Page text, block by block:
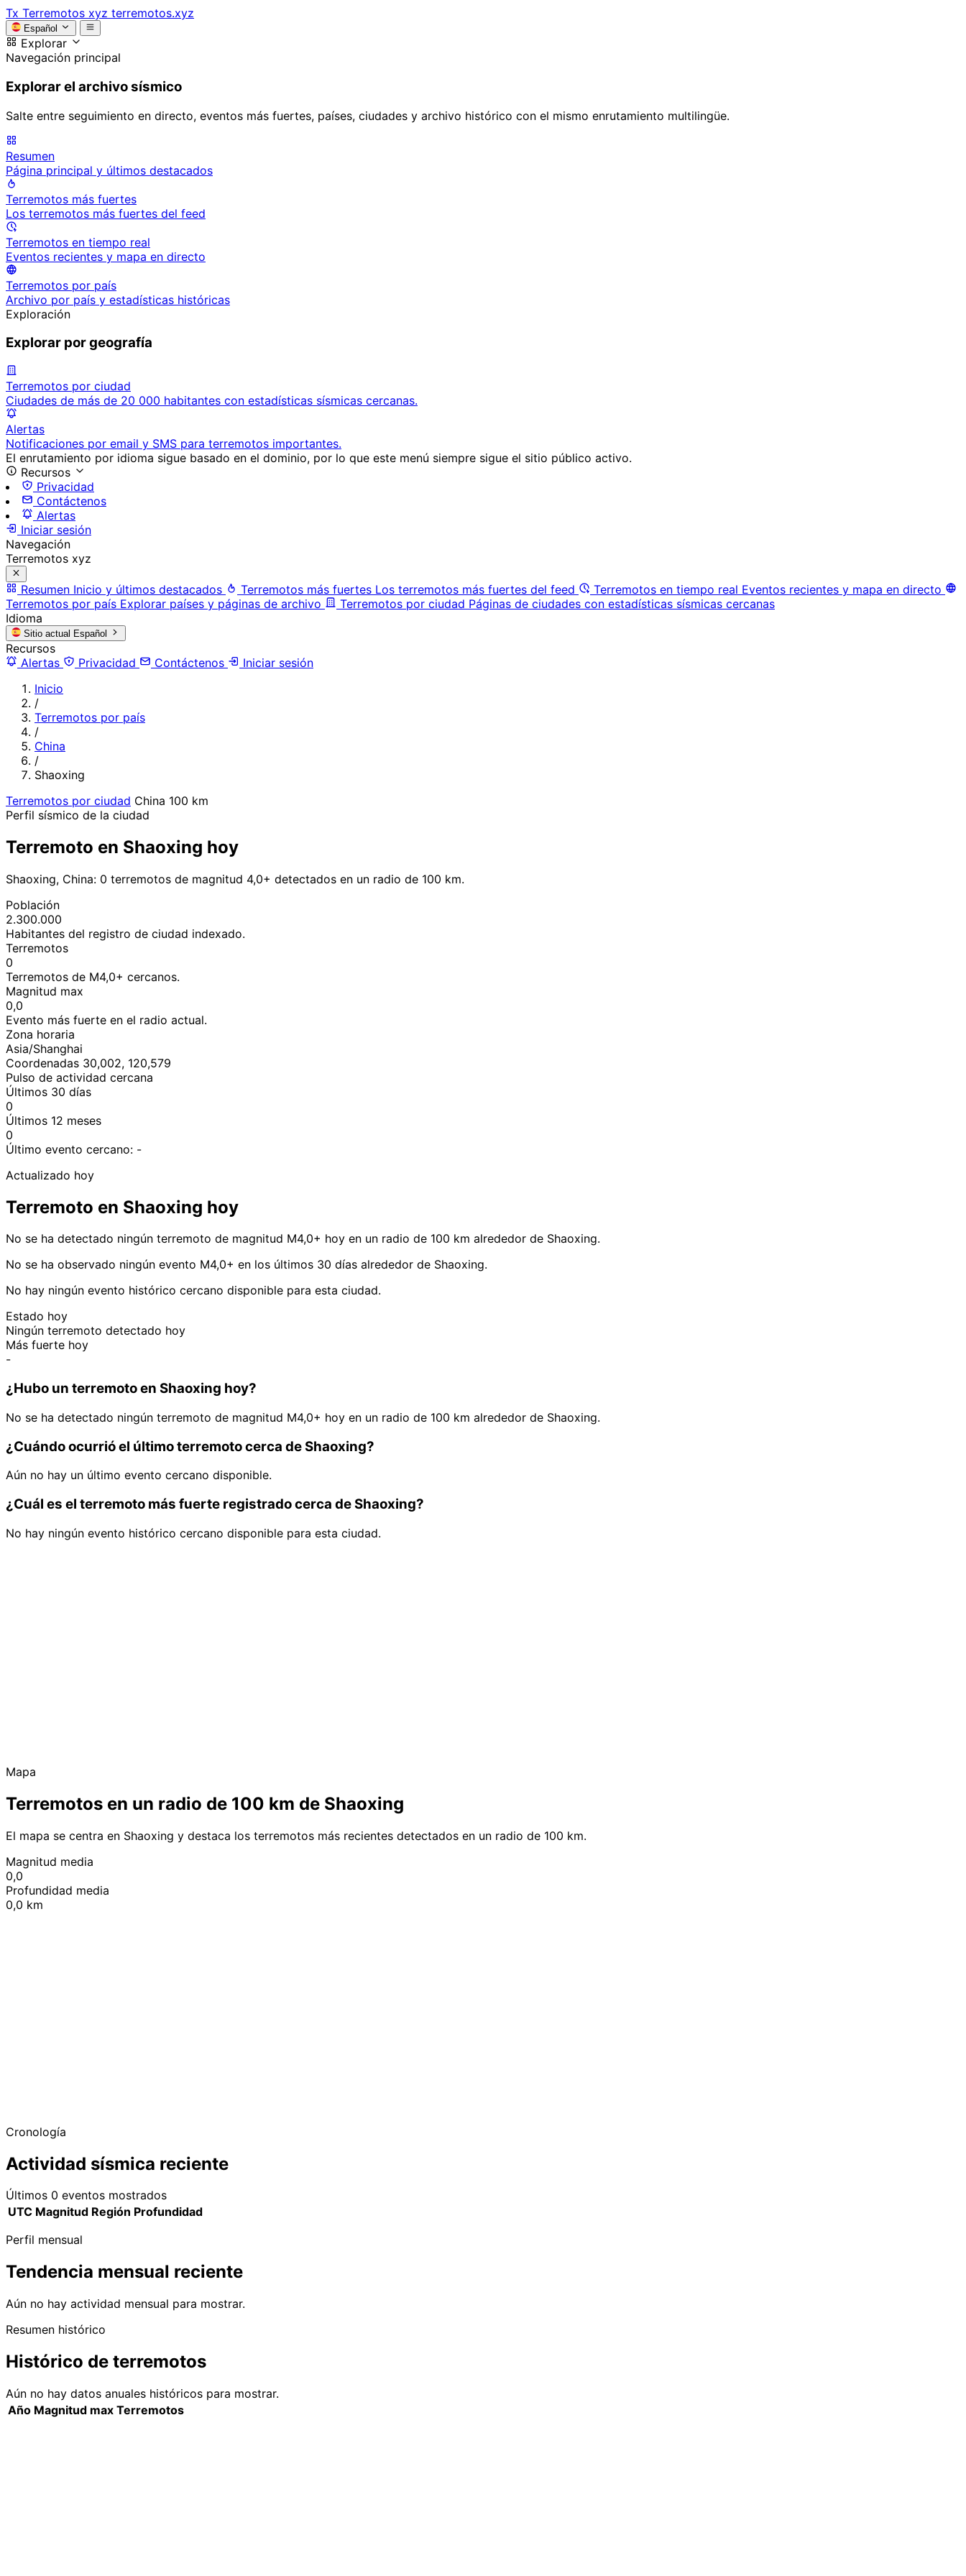
Tx Terremotos xyz terremotos.xyz
Español
Explorar
Navegación principal
Explorar el archivo sísmico
Salte entre seguimiento en directo, eventos más fuertes, países, ciudades y archivo histórico con el mismo enrutamiento multilingüe.
Resumen
Página principal y últimos destacados
Terremotos más fuertes
Los terremotos más fuertes del feed
Terremotos en tiempo real
Eventos recientes y mapa en directo
Terremotos por país
Archivo por país y estadísticas históricas
Exploración
Explorar por geografía
Terremotos por ciudad
Ciudades de más de 20 000 habitantes con estadísticas sísmicas cercanas.
Alertas
Notificaciones por email y SMS para terremotos importantes.
El enrutamiento por idioma sigue basado en el dominio, por lo que este menú siempre sigue el sitio público activo.
Recursos
Privacidad
Contáctenos
Alertas
Iniciar sesión
Navegación
Terremotos xyz
Resumen Inicio y últimos destacados Terremotos más fuertes Los terremotos más fuertes del feed Terremotos en tiempo real Eventos recientes y mapa en directo
Terremotos por país Explorar países y páginas de archivo Terremotos por ciudad Páginas de ciudades con estadísticas sísmicas cercanas
Idioma
Sitio actual Español
Recursos
Alertas
Privacidad Contáctenos
Iniciar sesión
Inicio
/
Terremotos por país
/
China
/
Shaoxing
Terremotos por ciudad China 100 km
Perfil sísmico de la ciudad
Terremoto en Shaoxing hoy
Shaoxing, China: 0 terremotos de magnitud 4,0+ detectados en un radio de 100 km.
Población
2.300.000
Habitantes del registro de ciudad indexado.
Terremotos
0
Terremotos de M4,0+ cercanos.
Magnitud max
0,0
Evento más fuerte en el radio actual.
Zona horaria
Asia/Shanghai
Coordenadas 30,002, 120,579
Pulso de actividad cercana
Últimos 30 días
0
Últimos 12 meses
0
Último evento cercano: -
Actualizado hoy
Terremoto en Shaoxing hoy
No se ha detectado ningún terremoto de magnitud M4,0+ hoy en un radio de 100 km alrededor de Shaoxing.
No se ha observado ningún evento M4,0+ en los últimos 30 días alrededor de Shaoxing.
No hay ningún evento histórico cercano disponible para esta ciudad.
Estado hoy
Ningún terremoto detectado hoy
Más fuerte hoy
-
¿Hubo un terremoto en Shaoxing hoy?
No se ha detectado ningún terremoto de magnitud M4,0+ hoy en un radio de 100 km alrededor de Shaoxing.
¿Cuándo ocurrió el último terremoto cerca de Shaoxing?
Aún no hay un último evento cercano disponible.
¿Cuál es el terremoto más fuerte registrado cerca de Shaoxing?
No hay ningún evento histórico cercano disponible para esta ciudad.
Mapa
Terremotos en un radio de 100 km de Shaoxing
El mapa se centra en Shaoxing y destaca los terremotos más recientes detectados en un radio de 100 km.
Magnitud media
0,0
Profundidad media
0,0 km
Cronología
Actividad sísmica reciente
Últimos 0 eventos mostrados
UTC Magnitud Región Profundidad
Perfil mensual
Tendencia mensual reciente
Aún no hay actividad mensual para mostrar.
Resumen histórico
Histórico de terremotos
Aún no hay datos anuales históricos para mostrar.
Año Magnitud max Terremotos